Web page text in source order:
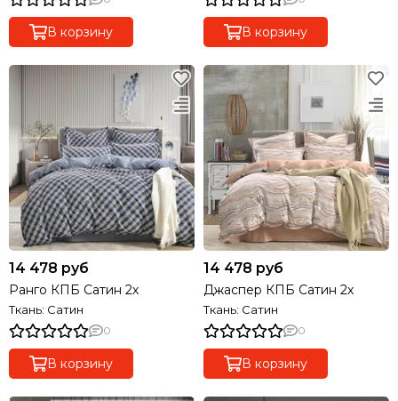
В корзину В корзину
14 478 руб
Ранго КПБ Сатин 2х
Ткань: Сатин
0
В корзину
14 478 руб
Джаспер КПБ Сатин 2х
Ткань: Сатин
0
В корзину